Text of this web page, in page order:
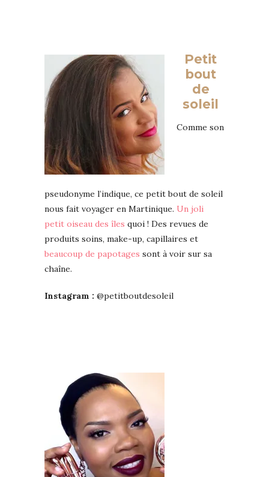
Petit
bout
de
soleil
Comme son
pseudonyme l’indique, ce petit bout de soleil
nous fait voyager en Martinique. Un joli
petit oiseau des îles quoi ! Des revues de
produits soins, make-up, capillaires et
beaucoup de papotages sont à voir sur sa
chaîne.
Instagram : @petitboutdesoleil